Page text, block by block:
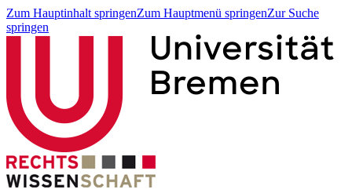
Zum Hauptinhalt springenZum Hauptmenü springenZur Suche
springen